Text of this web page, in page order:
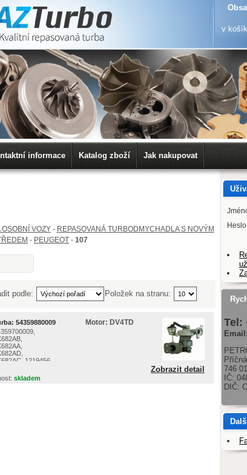
v
informace Katalog zboží Jak nakupovat
VOZY- REPASOVANÁ TURBODMYCHADLA S NOVÝM
- PEUGEOT - 107
podle: Položek na stranu:
1219456,
54359880009 Motor: DV4TD
skladem
Zobrazit detail
Tel:
746
IČ:
DIČ: